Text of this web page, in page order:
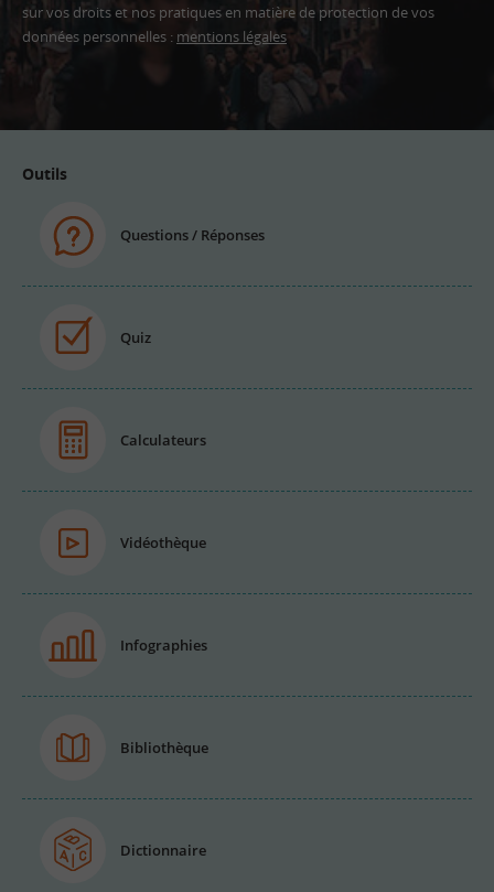
sur vos droits et nos pratiques en matière de protection de vos
données personnelles : mentions légales
Outils
Questions / Réponses
Quiz
Calculateurs
Vidéothèque
Infographies
Bibliothèque
Dictionnaire